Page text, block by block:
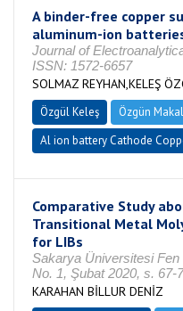
A binder-free copper
aluminum-ion
Journal of
ISSN: 1572-6657
SOLMAZ REYHAN,KELEŞ
Özgül Keleş
Özgün
Al ion battery Cathode
Comparative Study
Transitional Metal
for LIBs
Sakarya Üniversitesi
No. 1, Şubat 2020, s. 67-
KARAHAN BİLLUR DENİZ